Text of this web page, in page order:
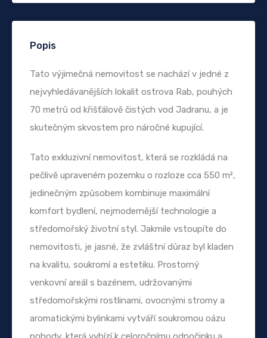
Popis
Tato výjimečná nemovitost se nachází v jedné z
nejvyhledávanějších lokalit ostrova Rab, pouhých
70 metrů od křišťálově čistých vod Jadranu, a je
skutečným skvostem pro náročné kupující.
Tato exkluzivní nemovitost, která se rozkládá na
pečlivě upraveném pozemku o rozloze cca 550 m²,
jedinečným způsobem kombinuje maximální
komfort bydlení, nejmodernější technologie a
středomořský životní styl. Jakmile vstoupíte do
nemovitosti, je jasné, že zvláštní důraz byl kladen
na kvalitu, soukromí a estetiku. Prostorný
venkovní areál s bazénem, udržovanými
středomořskými rostlinami, ovocnými stromy a
aromatickými bylinkami vytváří soukromou oázu